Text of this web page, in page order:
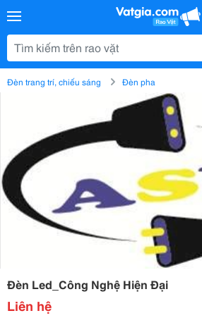
Đèn trang trí, chiếu sáng Đèn pha
Đèn Led_Công Nghệ Hiện Đại
Liên hệ